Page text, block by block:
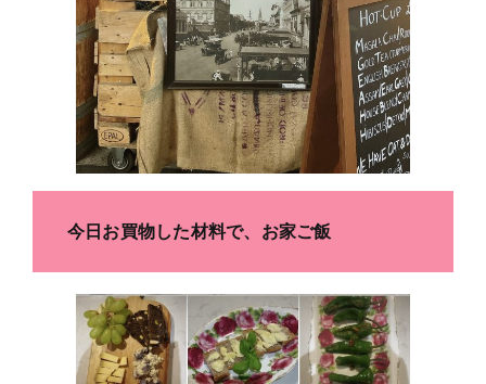
今日お買物した材料で、お家ご飯